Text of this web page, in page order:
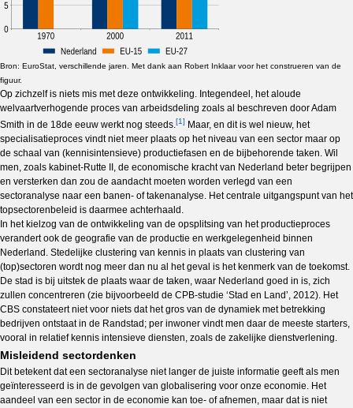
Bron: EuroStat, verschillende jaren. Met dank aan Robert Inklaar voor het construeren van de
figuur.
Op zichzelf is niets mis met deze ontwikkeling. Integendeel, het aloude
welvaartverhogende proces van arbeidsdeling zoals al beschreven door Adam
Smith in de 18de eeuw werkt nog steeds.[1] Maar, en dit is wel nieuw, het
specialisatieproces vindt niet meer plaats op het niveau van een sector maar op
de schaal van (kennisintensieve) productiefasen en de bijbehorende taken. Wil
men, zoals kabinet-Rutte II, de economische kracht van Nederland beter begrijpen
en versterken dan zou de aandacht moeten worden verlegd van een
sectoranalyse naar een banen- of takenanalyse. Het centrale uitgangspunt van het
topsectorenbeleid is daarmee achterhaald.
In het kielzog van de ontwikkeling van de opsplitsing van het productieproces
verandert ook de geografie van de productie en werkgelegenheid binnen
Nederland. Stedelijke clustering van kennis in plaats van clustering van
(top)sectoren wordt nog meer dan nu al het geval is het kenmerk van de toekomst.
De stad is bij uitstek de plaats waar de taken, waar Nederland goed in is, zich
zullen concentreren (zie bijvoorbeeld de CPB-studie ‘Stad en Land’, 2012). Het
CBS constateert niet voor niets dat het gros van de dynamiek met betrekking
bedrijven ontstaat in de Randstad; per inwoner vindt men daar de meeste starters,
vooral in relatief kennis intensieve diensten, zoals de zakelijke dienstverlening.
Misleidend sectordenken
Dit betekent dat een sectoranalyse niet langer de juiste informatie geeft als men
geïnteresseerd is in de gevolgen van globalisering voor onze economie. Het
aandeel van een sector in de economie kan toe- of afnemen, maar dat is niet